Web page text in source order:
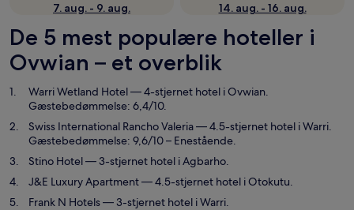
7. aug. - 9. aug.
14. aug. - 16. aug.
De 5 mest populære hoteller i
Ovwian – et overblik
Warri Wetland Hotel— 4-stjernet hotel i Ovwian.
Gæstebedømmelse: 6,4/10.
Swiss International Rancho Valeria— 4.5-stjernet hotel i Warri.
Gæstebedømmelse: 9,6/10 – Enestående.
Stino Hotel— 3-stjernet hotel i Agbarho.
J&E Luxury Apartment— 4.5-stjernet hotel i Otokutu.
Frank N Hotels— 3-stjernet hotel i Warri.